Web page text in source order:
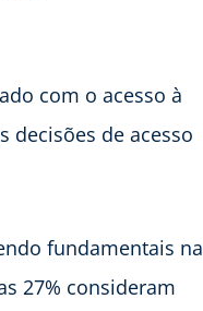
com o acesso à
decisões de acesso
fundamentais na
27% consideram